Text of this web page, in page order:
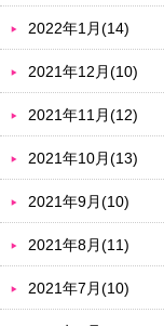
2022年1月(14)
2021年12月(10)
2021年11月(12)
2021年10月(13)
2021年9月(10)
2021年8月(11)
2021年7月(10)